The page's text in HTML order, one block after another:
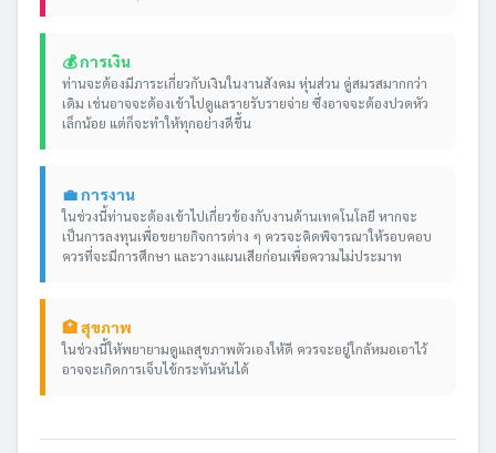
💰 การเงิน
ท่านจะต้องมีภาระเกี่ยวกับเงินในงานสังคม หุ่นส่วน คู่สมรสมากกว่า
เดิม เช่นอาจจะต้องเข้าไปดูแลรายรับรายจ่าย ซึ่งอาจจะต้องปวดหัว
เล็กน้อย แต่ก็จะทำให้ทุกอย่างดีขึ้น
💼 การงาน
ในช่วงนี้ท่านจะต้องเข้าไปเกี่ยวข้องกับงานด้านเทคโนโลยี หากจะ
เป็นการลงทุนเพื่อขยายกิจการต่าง ๆ ควรจะคิดพิจารณาให้รอบคอบ
ควรที่จะมีการศึกษา และวางแผนเสียก่อนเพื่อความไม่ประมาท
🏥 สุขภาพ
ในช่วงนี้ให้พยายามดูแลสุขภาพตัวเองให้ดี ควรจะอยู่ใกล้หมอเอาไว้
อาจจะเกิดการเจ็บไข้กระทันหันได้